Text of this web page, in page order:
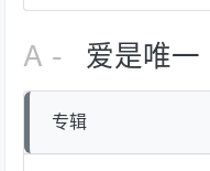
A - 爱是唯一
专辑